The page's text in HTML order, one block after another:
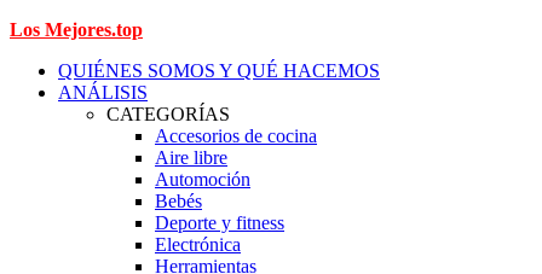
Los Mejores.top
QUIÉNES SOMOS Y QUÉ HACEMOS
ANÁLISIS
CATEGORÍAS
Accesorios de cocina
Aire libre
Automoción
Bebés
Deporte y fitness
Electrónica
Herramientas